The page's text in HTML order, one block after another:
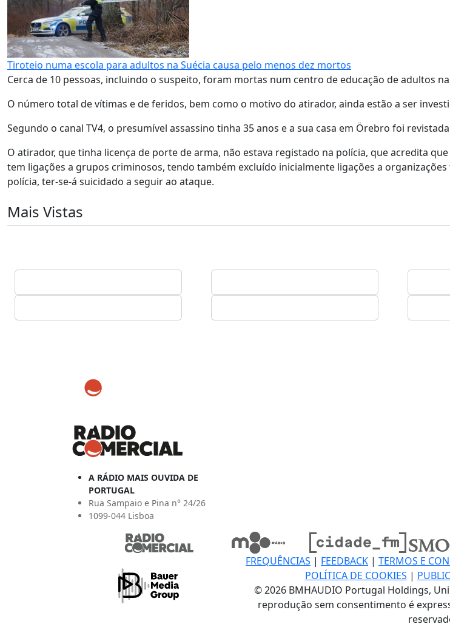
Tiroteio numa escola para adultos na Suécia causa pelo menos dez mortos
Cerca de 10 pessoas, incluindo o suspeito, foram mortas num centro de educação de adultos na
O número total de vítimas e de feridos, bem como o motivo do atirador, ainda estão a ser
Segundo o canal TV4, o presumível assassino tinha 35 anos e a sua casa em Örebro foi
O atirador, que tinha licença de porte de arma, não estava registado na polícia, que acredita
tem ligações a grupos criminosos, tendo também excluído inicialmente ligações a
polícia, ter-se-á suicidado a seguir ao ataque.
Mais Vistas
A RÁDIO MAIS OUVIDA DE
PORTUGAL
Rua Sampaio e Pina n° 24/26
1099-044 Lisboa
FREQUÊNCIAS | FEEDBACK | TERMOS E
POLÍTICA DE COOKIES |
© 2026 BMHAUDIO Portugal Holdings,
reprodução sem consentimento é